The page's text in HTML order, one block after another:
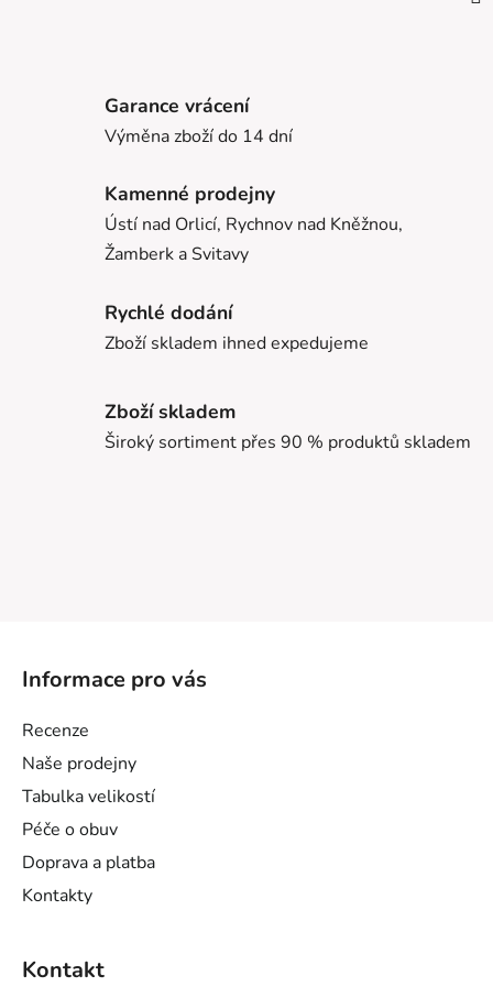
Garance vrácení
Výměna zboží do 14 dní
Kamenné prodejny
Ústí nad Orlicí, Rychnov nad Kněžnou,
Žamberk a Svitavy
Rychlé dodání
Zboží skladem ihned expedujeme
Zboží skladem
Široký sortiment přes 90 % produktů skladem
Informace pro vás
Recenze
Naše prodejny
Tabulka velikostí
Péče o obuv
Doprava a platba
Kontakty
Kontakt